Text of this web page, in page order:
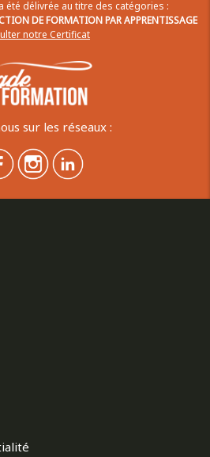
été délivrée au titre des catégories :
DE FORMATION PAR APPRENTISSAGE
notre Certificat
sur les réseaux :